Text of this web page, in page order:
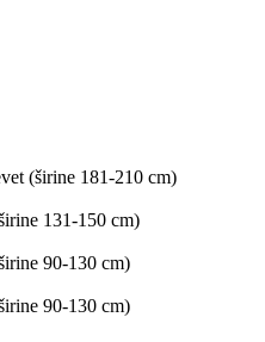
(širine 181-210 cm)
131-150 cm)
90-130 cm)
90-130 cm)